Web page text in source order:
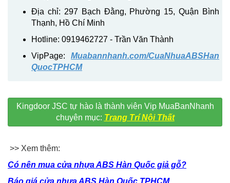
Địa chỉ: 297 Bạch Đằng, Phường 15, Quận Bình
Thạnh, Hồ Chí Minh
Hotline: 0919462727 - Trần Văn Thành
VipPage: Muabannhanh.com/CuaNhuaABSHan
QuocTPHCM
Kingdoor JSC tự hào là thành viên Vip MuaBanNhanh
chuyên mục: Trang Trí Nội Thất
>> Xem thêm:
Có nên mua cửa nhựa ABS Hàn Quốc giả gỗ?
Báo giá cửa nhựa ABS Hàn Quốc TPHCM